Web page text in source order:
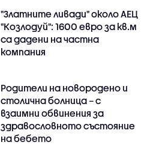
"Златните ливади" около АЕЦ
"Козлодуй": 1600 евро за кв.м
са дадени на частна
компания
Родители на новородено и
столична болница – с
взаимни обвинения за
здравословното състояние
на бебето